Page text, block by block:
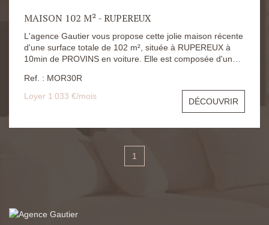
MAISON 102 M² - RUPEREUX
L'agence Gautier vous propose cette jolie maison récente
d'une surface totale de 102 m², située à RUPEREUX à
10min de PROVINS en voiture. Elle est composée d'un
chambre, d'une salle d'eau avec WC. À l'étage : deux
chambres, un palier, une salle d'eau avec WC. Un jardin
Les risques auxquels s'expose ce logement sont
consultables sur le site https://www.georisques.gouv.fr/
Ref. : MOR30R
Loyer 1 033 €/mois
DÉCOUVRIR
1